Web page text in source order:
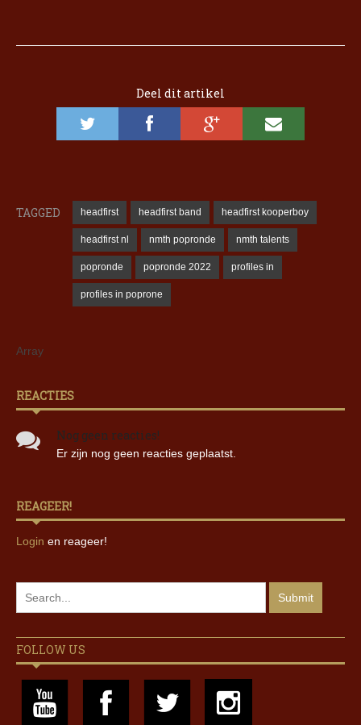
Deel dit artikel
TAGGED headfirst headfirst band headfirst kooperboy
headfirst nl nmth popronde nmth talents
popronde popronde 2022 profiles in
profiles in poprone
Array
REACTIES
Nog geen reacties!
Er zijn nog geen reacties geplaatst.
REAGEER!
Login en reageer!
FOLLOW US